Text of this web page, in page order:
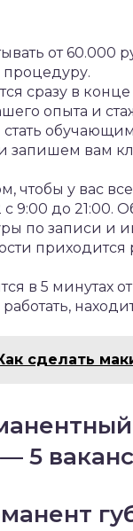
от 60.000
сразу в
опыта и
вам
чтобы у вас
9:00 до 21:00.
по записи и
приходится
в 5 минутах
сделать
5